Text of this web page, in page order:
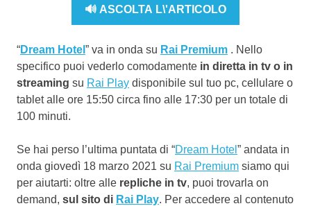
🔊 ASCOLTA L\'ARTICOLO
“Dream Hotel ” va in onda su Rai Premium . Nello
specifico puoi vederlo comodamente in diretta in tv o in
streaming su Rai Play disponibile sul tuo pc, cellulare o
tablet alle ore 15:50 circa fino alle 17:30 per un totale di
100 minuti.
Se hai perso l’ultima puntata di “Dream Hotel ” andata in
onda giovedì 18 marzo 2021 su Rai Premium siamo qui
per aiutarti: oltre alle repliche in tv, puoi trovarla on
demand, sul sito di Rai Play. Per accedere al contenuto